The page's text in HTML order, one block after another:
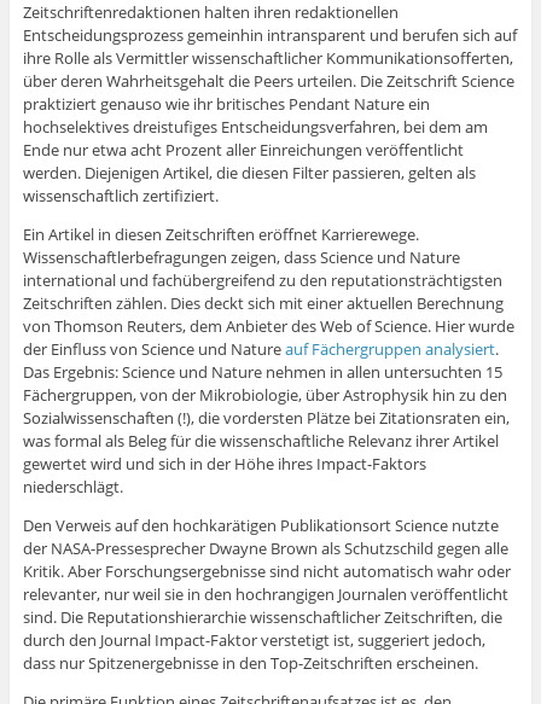
Zeitschriftenredaktionen halten ihren redaktionellen
Entscheidungsprozess gemeinhin intransparent und berufen sich auf
ihre Rolle als Vermittler wissenschaftlicher Kommunikationsofferten,
über deren Wahrheitsgehalt die Peers urteilen. Die Zeitschrift Science
praktiziert genauso wie ihr britisches Pendant Nature ein
hochselektives dreistufiges Entscheidungsverfahren, bei dem am
Ende nur etwa acht Prozent aller Einreichungen veröffentlicht
werden. Diejenigen Artikel, die diesen Filter passieren, gelten als
wissenschaftlich zertifiziert.
Ein Artikel in diesen Zeitschriften eröffnet Karrierewege.
Wissenschaftlerbefragungen zeigen, dass Science und Nature
international und fachübergreifend zu den reputationsträchtigsten
Zeitschriften zählen. Dies deckt sich mit einer aktuellen Berechnung
von Thomson Reuters, dem Anbieter des Web of Science. Hier wurde
der Einfluss von Science und Natureauf Fächergruppen analysiert.
Das Ergebnis: Science und Nature nehmen in allen untersuchten 15
Fächergruppen, von der Mikrobiologie, über Astrophysik hin zu den
Sozialwissenschaften (!), die vordersten Plätze bei Zitationsraten ein,
was formal als Beleg für die wissenschaftliche Relevanz ihrer Artikel
gewertet wird und sich in der Höhe ihres Impact-Faktors
niederschlägt.
Den Verweis auf den hochkarätigen Publikationsort Science nutzte
der NASA-Pressesprecher Dwayne Brown als Schutzschild gegen alle
Kritik. Aber Forschungsergebnisse sind nicht automatisch wahr oder
relevanter, nur weil sie in den hochrangigen Journalen veröffentlicht
sind. Die Reputationshierarchie wissenschaftlicher Zeitschriften, die
durch den Journal Impact-Faktor verstetigt ist, suggeriert jedoch,
dass nur Spitzenergebnisse in den Top-Zeitschriften erscheinen.